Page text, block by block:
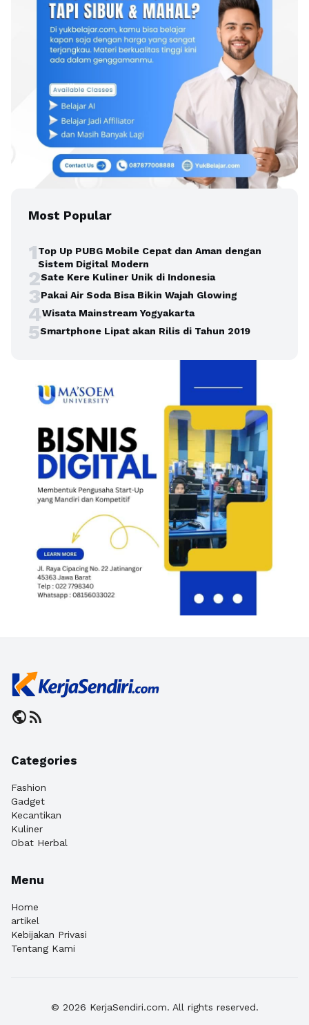
Most Popular
1Top Up PUBG Mobile Cepat dan Aman dengan
Sistem Digital Modern
2Sate Kere Kuliner Unik di Indonesia
3Pakai Air Soda Bisa Bikin Wajah Glowing
4Wisata Mainstream Yogyakarta
5Smartphone Lipat akan Rilis di Tahun 2019
publicrss_feed
Categories
Fashion
Gadget
Kecantikan
Kuliner
Obat Herbal
Menu
Home
artikel
Kebijakan Privasi
Tentang Kami
© 2026 KerjaSendiri.com. All rights reserved.